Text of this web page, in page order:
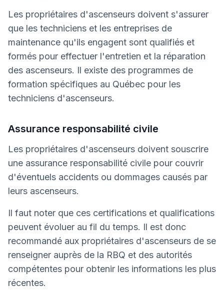
Les propriétaires d'ascenseurs doivent s'assurer
que les techniciens et les entreprises de
maintenance qu'ils engagent sont qualifiés et
formés pour effectuer l'entretien et la réparation
des ascenseurs. Il existe des programmes de
formation spécifiques au Québec pour les
techniciens d'ascenseurs.
Assurance responsabilité civile
Les propriétaires d'ascenseurs doivent souscrire
une assurance responsabilité civile pour couvrir
d'éventuels accidents ou dommages causés par
leurs ascenseurs.
Il faut noter que ces certifications et qualifications
peuvent évoluer au fil du temps. Il est donc
recommandé aux propriétaires d'ascenseurs de se
renseigner auprès de la RBQ et des autorités
compétentes pour obtenir les informations les plus
récentes.